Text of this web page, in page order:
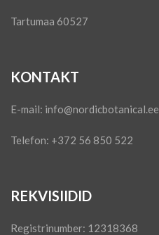
Tartumaa 60527
KONTAKT
E-mail: info@nordicbotanical.ee
Telefon: +372 56 850 522
REKVISIIDID
Registrinumber: 12318368